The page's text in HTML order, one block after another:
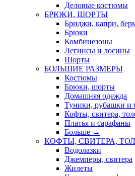
Деловые костюмы
БРЮКИ, ШОРТЫ
Бриджи, капри,
Брюки
Комбинезоны
Легинсы и лосины
Шорты
БОЛЬШИЕ РАЗМЕРЫ
Костюмы
Брюки, шорты
Домашняя одежда
Туники, рубашки и
Кофты, свитера,
Платья и сарафаны
Больше →
КОФТЫ, СВИТЕРА,
Водолазки
Джемперы, свитера
Жилеты